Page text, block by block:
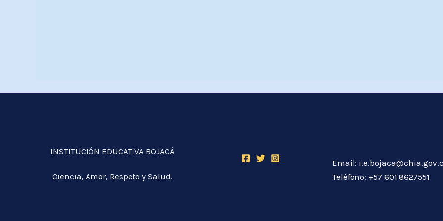
INSTITUCIÓN EDUCATIVA BOJACÁ
Ciencia, Amor, Respeto y Salud.
Email:
Teléfono: +57 601 8627551